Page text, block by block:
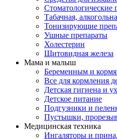
Стоматологические
Табачная,
Тонизирующие
Ушные препараты
Холестерин
Щитовидная железа
Мама и малыш
Беременным и
Все для кормления
Детская гигиена и
Детское питание
Подгузники и
Пустышки,
Медицинская техника
Ингаляторы и